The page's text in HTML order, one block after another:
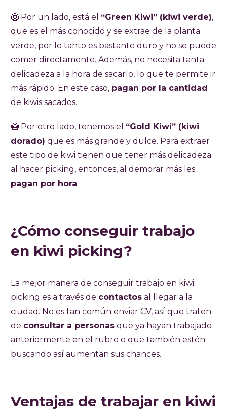
🥝 Por un lado, está el “Green Kiwi” (kiwi verde),
que es el más conocido y se extrae de la planta
verde, por lo tanto es bastante duro y no se puede
comer directamente. Además, no necesita tanta
delicadeza a la hora de sacarlo, lo que te permite ir
más rápido. En este caso, pagan por la cantidad
de kiwis sacados.
🥝 Por otro lado, tenemos el “Gold Kiwi” (kiwi
dorado) que es más grande y dulce. Para extraer
este tipo de kiwi tienen que tener más delicadeza
al hacer picking, entonces, al demorar más les
pagan por hora.
¿Cómo conseguir trabajo
en kiwi picking?
La mejor manera de conseguir trabajo en kiwi
picking es a través de contactos al llegar a la
ciudad. No es tan común enviar CV, así que traten
de consultar a personas que ya hayan trabajado
anteriormente en el rubro o que también estén
buscando así aumentan sus chances.
Ventajas de trabajar en kiwi